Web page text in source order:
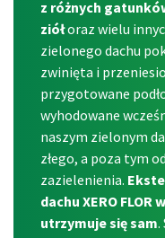
z różnych
ziółoraz wielu
zielonego dachu
zwinięta i
przygotowane
wyhodowane
naszym zielonym
złego, a poza tym
zazielenienia.
dachu XERO
utrzymuje się sam.